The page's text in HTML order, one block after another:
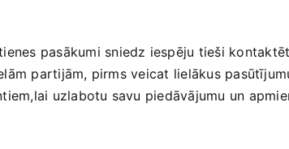
pasākumi sniedz iespēju tieši
​partijām, pirms ​veicat lielākus
uzlabotu savu piedāvājumu un